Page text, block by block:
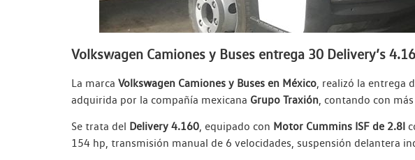
Volkswagen Camiones y Buses entrega 30 Delivery’s
La marca Volkswagen Camiones y Buses en México, realizó la entrega
adquirida por la compañía mexicana Grupo Traxión, contando con
Se trata del Delivery 4.160, equipado con Motor Cummins ISF de 2.8l
154 hp, transmisión manual de 6 velocidades, suspensión delantera